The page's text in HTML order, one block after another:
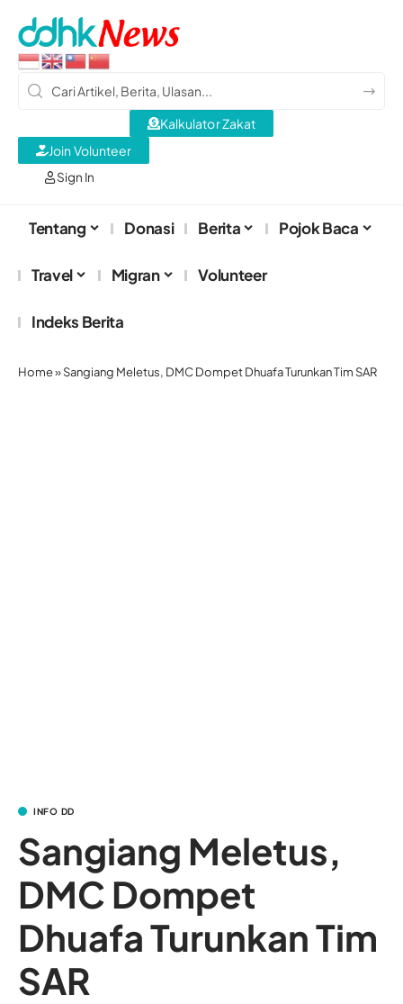
Sign In
Kalkulator Zakat
Join Volunteer
Tentang Donasi Berita Pojok Baca
Travel Migran Volunteer
Indeks Berita
Home»Sangiang Meletus, DMC Dompet Dhuafa Turunkan Tim SAR
INFO DD
Sangiang Meletus,
DMC Dompet
Dhuafa Turunkan Tim
SAR